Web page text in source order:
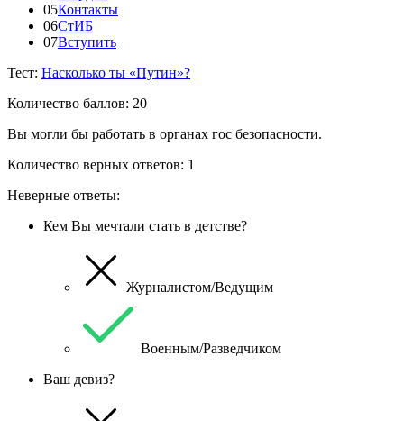
05Контакты
06СтИБ
07Вступить
Тест: Насколько ты «Путин»?
Количество баллов: 20
Вы могли бы работать в органах гос безопасности.
Количество верных ответов: 1
Неверные ответы:
Кем Вы мечтали стать в детстве?
Журналистом/Ведущим
Военным/Разведчиком
Ваш девиз?